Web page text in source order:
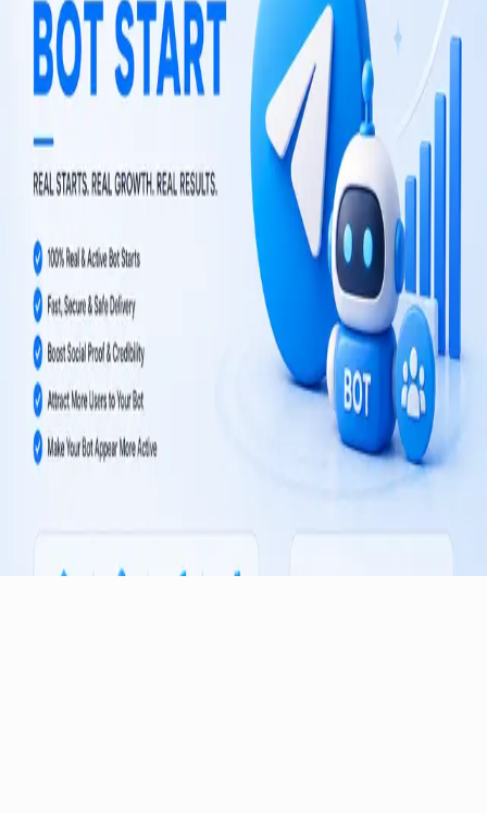
ENTDECKEN
Telegram-Bots Anleitungen
RECHTLICHES
Rückerstattungsrichtlinie
2026 TelegramMember
Alle Rechte vorbehalten.
Vertrauenswürdige Telegram-Wachstumsdienste für Kanäle und
Gruppen weltweit.